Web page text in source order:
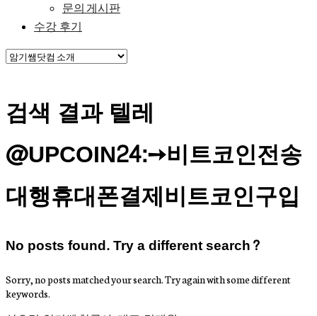
문의 게시판
수강 후기
검색 결과 텔레
@UPCOIN24:➙비트코인전송
대행휴대폰결제비트코인구입
No posts found. Try a different search?
Sorry, no posts matched your search. Try again with some different
keywords.